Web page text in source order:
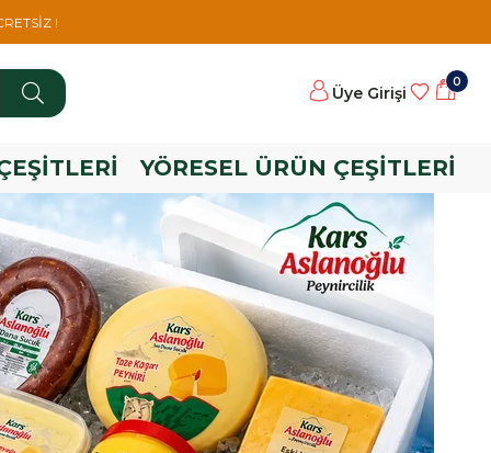
!
Üye Girişi
0
YÖRESEL ÜRÜN ÇEŞİTLERİ